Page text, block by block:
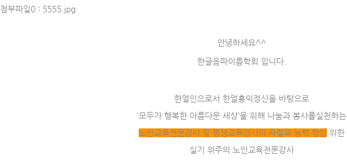
첨부파일0 : 5555.jpg
안녕하세요^^
한글음파이름학회 입니다.
한얼인으로서 한얼홍익정신을 바탕으로
‘모두가 행복한 아름다운 세상’을 위해 나눔과 봉사를실천하는
노인교육전문강사 및 평생교육강사의 자질과 능력 향상위한
실기 위주의 노인교육전문강사